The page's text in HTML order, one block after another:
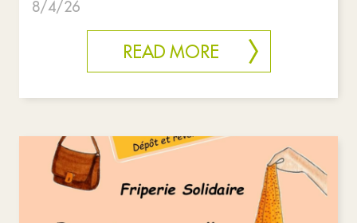
8/4/26
READ MORE